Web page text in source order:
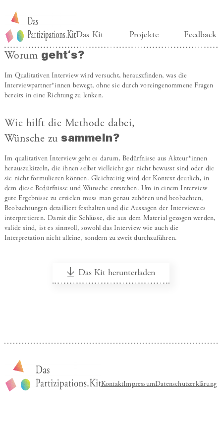
Das Kit Projekte Feedback
Worum geht‘s?
Im Qualitativen Interview wird versucht, herauszfinden, was die
Interviewpartner*innen bewegt, ohne sie durch voreingenommene Fragen
bereits in eine Richtung zu lenken.
Wie hilft die Methode dabei,
Wünsche zusammeln?
Im qualitativen Interview geht es darum, Bedürfnisse aus Akteur*innen
herauszukitzeln, die ihnen selbst vielleicht gar nicht bewusst sind oder die
sie nicht formulieren können. Gleichzeitig wird der Kontext deutlich, in
dem diese Bedürfnisse und Wünsche entstehen. Um in einem Interview
gute Ergebnisse zu erzielen muss man genau zuhören und beobachten,
Beobachtungen detailliert festhalten und die Aussagen der Interviewees
interpretieren. Damit die Schlüsse, die aus dem Material gezogen werden,
valide sind, ist es sinnvoll, sowohl das Interview wie auch die
Interpretation nicht alleine, sondern zu zweit durchzuführen.
Das Kit herunterladen
KontaktImpressumDatenschutzerklärung